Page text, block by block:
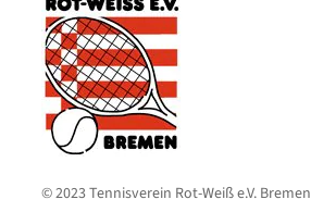
© 2023 Tennisverein Rot-Weiß e.V. Bremen